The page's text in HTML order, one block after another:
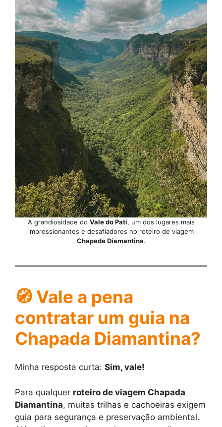
A grandiosidade do Vale do Pati, um dos lugares mais
impressionantes e desafiadores no roteiro de viagem
Chapada Diamantina.
🧭 Vale a pena
contratar um guia na
Chapada Diamantina?
Minha resposta curta: Sim, vale!
Para qualquer roteiro de viagem Chapada
Diamantina, muitas trilhas e cachoeiras exigem
guia para segurança e preservação ambiental.